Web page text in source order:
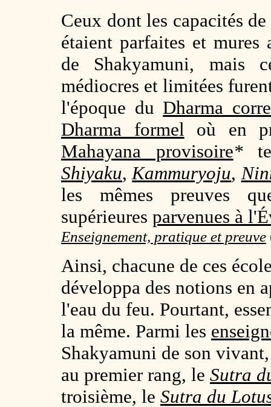
Ceux dont les capacités
étaient parfaites et
de Shakyamuni, mais
médiocres et limitées
l'époque du Dharma
Dharma formel où en
Mahayana provisoire*
Shiyaku,Kammuryoju,
les mêmes preuves
supérieures parvenues à
Enseignement, pratique et preuve
Ainsi, chacune de ces
développa des notions en
l'eau du feu. Pourtant,
la même. Parmi les
Shakyamuni de son
au premier rang, le Sutra
troisième, le Sutra du